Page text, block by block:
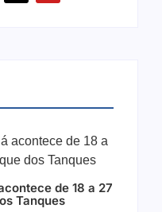
de 18 a 27
Tanques